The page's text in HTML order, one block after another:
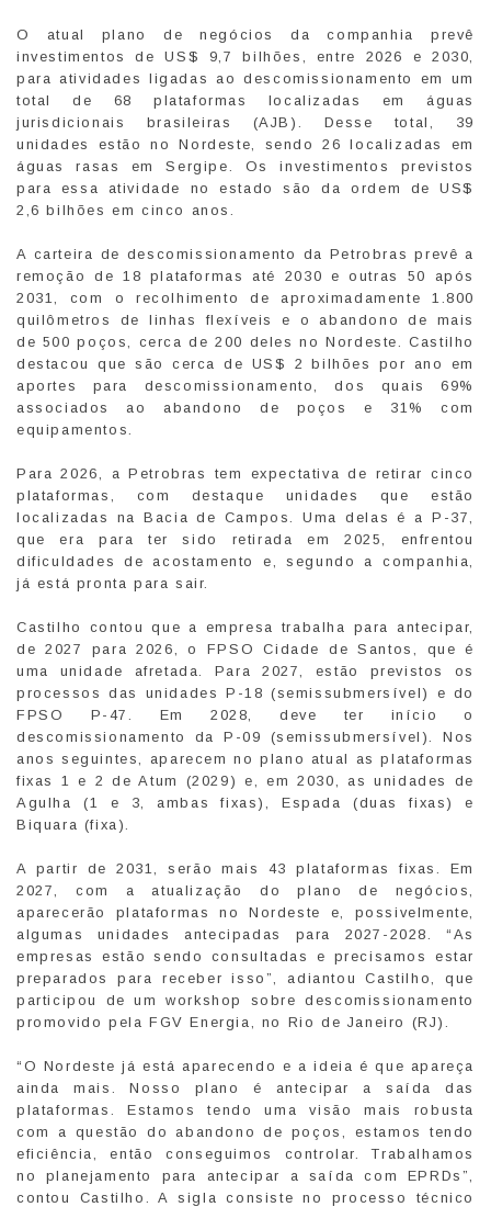
O atual plano de negócios da companhia prevê
investimentos de US$ 9,7 bilhões, entre 2026 e 2030,
para atividades ligadas ao descomissionamento em um
total de 68 plataformas localizadas em águas
jurisdicionais brasileiras (AJB). Desse total, 39
unidades estão no Nordeste, sendo 26 localizadas em
águas rasas em Sergipe. Os investimentos previstos
para essa atividade no estado são da ordem de US$
2,6 bilhões em cinco anos.
A carteira de descomissionamento da Petrobras prevê a
remoção de 18 plataformas até 2030 e outras 50 após
2031, com o recolhimento de aproximadamente 1.800
quilômetros de linhas flexíveis e o abandono de mais
de 500 poços, cerca de 200 deles no Nordeste. Castilho
destacou que são cerca de US$ 2 bilhões por ano em
aportes para descomissionamento, dos quais 69%
associados ao abandono de poços e 31% com
equipamentos.
Para 2026, a Petrobras tem expectativa de retirar cinco
plataformas, com destaque unidades que estão
localizadas na Bacia de Campos. Uma delas é a P-37,
que era para ter sido retirada em 2025, enfrentou
dificuldades de acostamento e, segundo a companhia,
já está pronta para sair.
Castilho contou que a empresa trabalha para antecipar,
de 2027 para 2026, o FPSO Cidade de Santos, que é
uma unidade afretada. Para 2027, estão previstos os
processos das unidades P-18 (semissubmersível) e do
FPSO P-47. Em 2028, deve ter início o
descomissionamento da P-09 (semissubmersível). Nos
anos seguintes, aparecem no plano atual as plataformas
fixas 1 e 2 de Atum (2029) e, em 2030, as unidades de
Agulha (1 e 3, ambas fixas), Espada (duas fixas) e
Biquara (fixa).
A partir de 2031, serão mais 43 plataformas fixas. Em
2027, com a atualização do plano de negócios,
aparecerão plataformas no Nordeste e, possivelmente,
algumas unidades antecipadas para 2027-2028. “As
empresas estão sendo consultadas e precisamos estar
preparados para receber isso”, adiantou Castilho, que
participou de um workshop sobre descomissionamento
promovido pela FGV Energia, no Rio de Janeiro (RJ).
“O Nordeste já está aparecendo e a ideia é que apareça
ainda mais. Nosso plano é antecipar a saída das
plataformas. Estamos tendo uma visão mais robusta
com a questão do abandono de poços, estamos tendo
eficiência, então conseguimos controlar. Trabalhamos
no planejamento para antecipar a saída com EPRDs”,
contou Castilho. A sigla consiste no processo técnico